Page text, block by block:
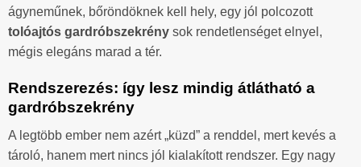
ágyneműnek, bőröndöknek kell hely, egy jól polcozott
tolóajtós gardróbszekrény sok rendetlenséget elnyel,
mégis elegáns marad a tér.
Rendszerezés: így lesz mindig átlátható a
gardróbszekrény
A legtöbb ember nem azért „küzd” a renddel, mert kevés a
tároló, hanem mert nincs jól kialakított rendszer. Egy nagy